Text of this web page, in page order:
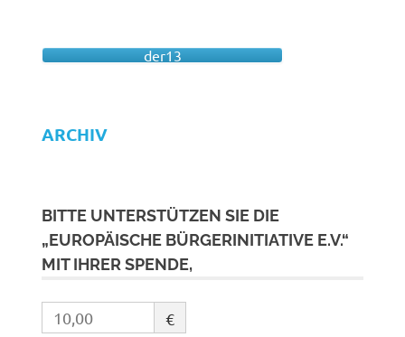
der13
ARCHIV
BITTE UNTERSTÜTZEN SIE DIE
„EUROPÄISCHE BÜRGERINITIATIVE E.V.“
MIT IHRER SPENDE,
€